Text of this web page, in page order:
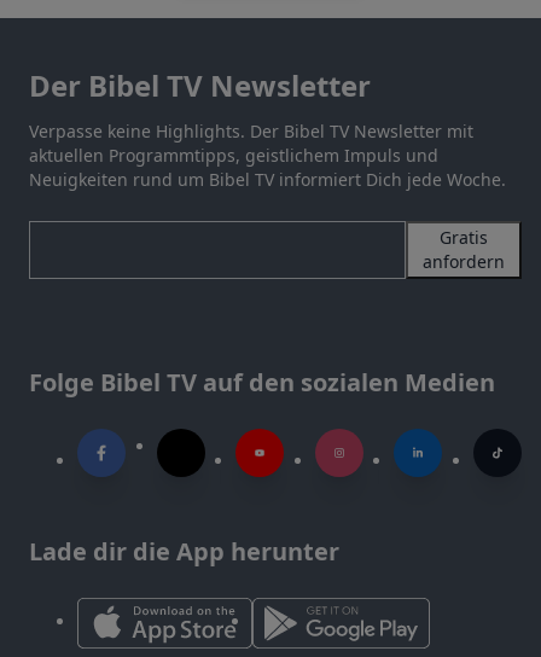
Der Bibel TV Newsletter
Verpasse keine Highlights. Der Bibel TV Newsletter mit
aktuellen Programmtipps, geistlichem Impuls und
Neuigkeiten rund um Bibel TV informiert Dich jede Woche.
Gratis
anfordern
Folge Bibel TV auf den sozialen Medien
Lade dir die App herunter